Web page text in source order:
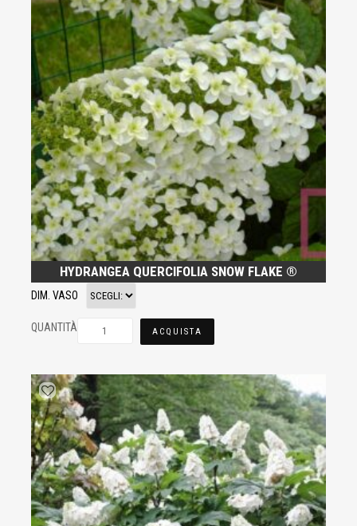
HYDRANGEA QUERCIFOLIA SNOW FLAKE ®
DIM. VASO
QUANTITÀ ACQUISTA